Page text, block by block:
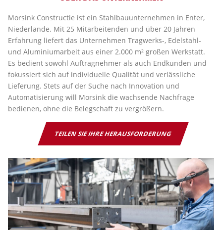
Morsink Constructie ist ein Stahlbauunternehmen in Enter,
Niederlande. Mit 25 Mitarbeitenden und über 20 Jahren
Erfahrung liefert das Unternehmen Tragwerks-, Edelstahl-
und Aluminiumarbeit aus einer 2.000 m² großen Werkstatt.
Es bedient sowohl Auftragnehmer als auch Endkunden und
fokussiert sich auf individuelle Qualität und verlässliche
Lieferung. Stets auf der Suche nach Innovation und
Automatisierung will Morsink die wachsende Nachfrage
bedienen, ohne die Belegschaft zu vergrößern.
TEILEN SIE IHRE HERAUSFORDERUNG